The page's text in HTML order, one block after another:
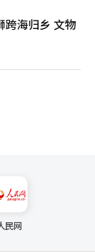
跨海归乡 文物
民网